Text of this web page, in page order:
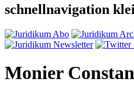
schnellnavigation
Monier